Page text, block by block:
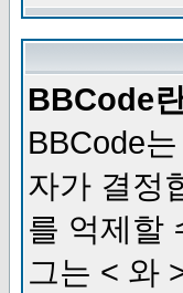
BBCode
BBCode
자가 결정
를 억제할
그는 < 와